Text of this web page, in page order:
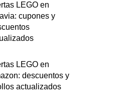
LEGO en
cupones y
LEGO en
descuentos y
actualizados